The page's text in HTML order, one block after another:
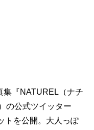
集『NATUREL（ナチ
の公式ツイッター
トを公開。大人っぽ